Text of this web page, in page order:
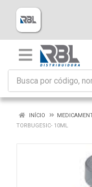
INÍCIO
TORBUGESIC- 10ML